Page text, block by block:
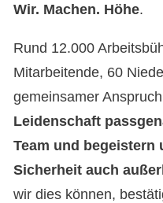
Wir. Machen. Höhe.
Rund 12.000
Mitarbeitende, 60
gemeinsamer Anspruch
Leidenschaft
Team und begeistern
Sicherheit auch
wir dies können,